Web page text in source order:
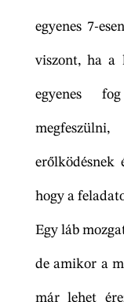
egyenes 7-
viszont, ha a
egyenes
erőlködésnek
hogy a
Egy láb
de amikor a
már lehet